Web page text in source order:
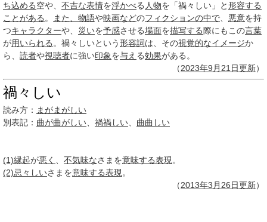
ち込める空や、 不吉な表情を浮かべる 人物を「禍々しい」と形容する
ことがある 。 また、 物語や映画などのフィクションの中で 悪意を持
つキャラクターや、 災いを予感させる場面を描写する際にもこの言葉
が用いられる 。禍々しいという形容詞は、その視覚的なイメージか
ら、 読者や視聴者に強い印象を与え る効果がある。
（2023年9月21日更新）
禍々しい
読み方： まがまがしい
別表記： 曲が曲がしい 禍禍しい 曲曲しい
(1)縁起が悪く 不気味なさまを意味する表現 。
(2)忌々しいさまを意味する表現 。
（2013年3月 26日更新）